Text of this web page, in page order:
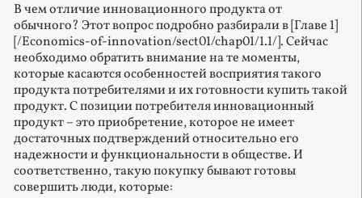
В чем отличие инновационного продукта от
обычного? Этот вопрос подробно разбирали в [Главе 1]
[/Economics-of-innovation/sect01/chap01/1.1/]. Сейчас
необходимо обратить внимание на те моменты,
которые касаются особенностей восприятия такого
продукта потребителями и их готовности купить такой
продукт. С позиции потребителя инновационный
продукт – это приобретение, которое не имеет
достаточных подтверждений относительно его
надежности и функциональности в обществе. И
соответственно, такую покупку бывают готовы
совершить люди, которые: